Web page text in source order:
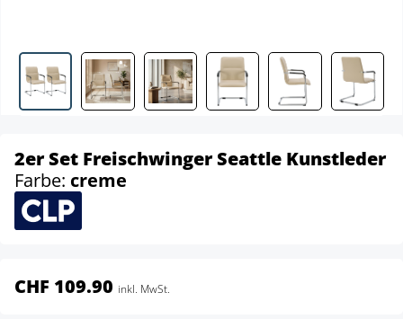
2er Set Freischwinger Seattle Kunstleder
Farbe: creme
CHF 109.90 inkl. MwSt.